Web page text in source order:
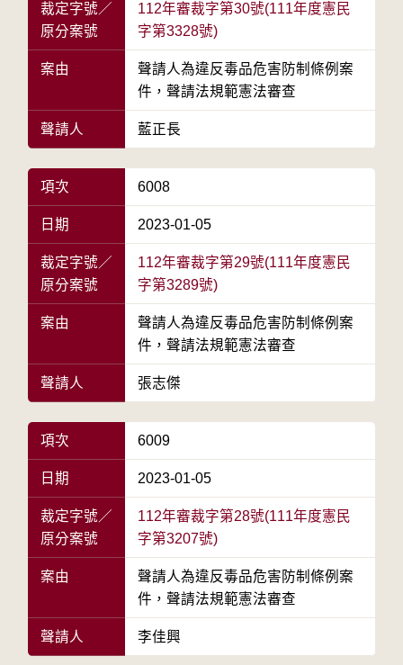
裁定字號／
原分案號
112年審裁字第30號(111年度憲民
字第3328號)
案由
聲請人為違反毒品危害防制條例案
件，聲請法規範憲法審查
聲請人 藍正長
項次 6008
日期 2023-01-05
裁定字號／
原分案號
112年審裁字第29號(111年度憲民
字第3289號)
案由
聲請人為違反毒品危害防制條例案
件，聲請法規範憲法審查
聲請人 張志傑
項次 6009
日期 2023-01-05
裁定字號／
原分案號
112年審裁字第28號(111年度憲民
字第3207號)
案由
聲請人為違反毒品危害防制條例案
件，聲請法規範憲法審查
聲請人 李佳興